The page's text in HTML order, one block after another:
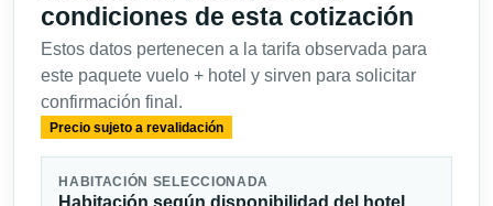
condiciones de esta cotización
Estos datos pertenecen a la tarifa observada para
este paquete vuelo + hotel y sirven para solicitar
confirmación final.
Precio sujeto a revalidación
HABITACIÓN SELECCIONADA
Habitación según disponibilidad del hotel